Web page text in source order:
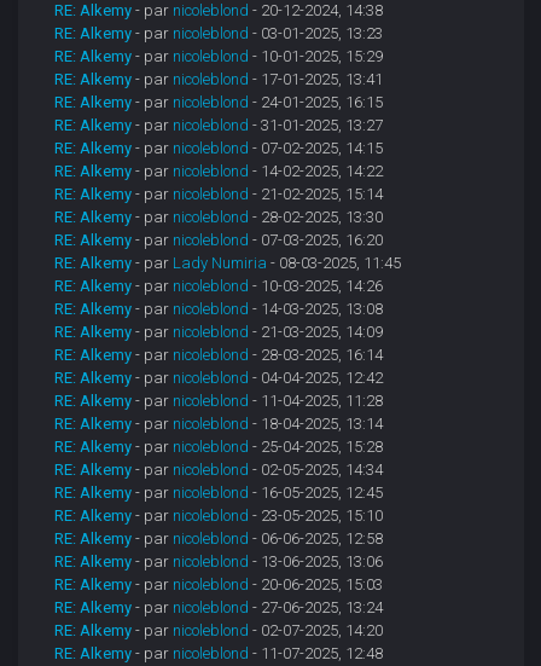
RE: Alkemy - par nicoleblond - 20-12-2024, 14:38
RE: Alkemy - par nicoleblond - 03-01-2025, 13:23
RE: Alkemy - par nicoleblond - 10-01-2025, 15:29
RE: Alkemy - par nicoleblond - 17-01-2025, 13:41
RE: Alkemy - par nicoleblond - 24-01-2025, 16:15
RE: Alkemy - par nicoleblond - 31-01-2025, 13:27
RE: Alkemy - par nicoleblond - 07-02-2025, 14:15
RE: Alkemy - par nicoleblond - 14-02-2025, 14:22
RE: Alkemy - par nicoleblond - 21-02-2025, 15:14
RE: Alkemy - par nicoleblond - 28-02-2025, 13:30
RE: Alkemy - par nicoleblond - 07-03-2025, 16:20
RE: Alkemy - par Lady Numiria - 08-03-2025, 11:45
RE: Alkemy - par nicoleblond - 10-03-2025, 14:26
RE: Alkemy - par nicoleblond - 14-03-2025, 13:08
RE: Alkemy - par nicoleblond - 21-03-2025, 14:09
RE: Alkemy - par nicoleblond - 28-03-2025, 16:14
RE: Alkemy - par nicoleblond - 04-04-2025, 12:42
RE: Alkemy - par nicoleblond - 11-04-2025, 11:28
RE: Alkemy - par nicoleblond - 18-04-2025, 13:14
RE: Alkemy - par nicoleblond - 25-04-2025, 15:28
RE: Alkemy - par nicoleblond - 02-05-2025, 14:34
RE: Alkemy - par nicoleblond - 16-05-2025, 12:45
RE: Alkemy - par nicoleblond - 23-05-2025, 15:10
RE: Alkemy - par nicoleblond - 06-06-2025, 12:58
RE: Alkemy - par nicoleblond - 13-06-2025, 13:06
RE: Alkemy - par nicoleblond - 20-06-2025, 15:03
RE: Alkemy - par nicoleblond - 27-06-2025, 13:24
RE: Alkemy - par nicoleblond - 02-07-2025, 14:20
RE: Alkemy - par nicoleblond - 11-07-2025, 12:48